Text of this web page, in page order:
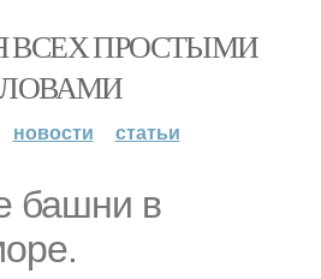
ВСЕХ ПРОСТЫМИ
новости статьи
башни в